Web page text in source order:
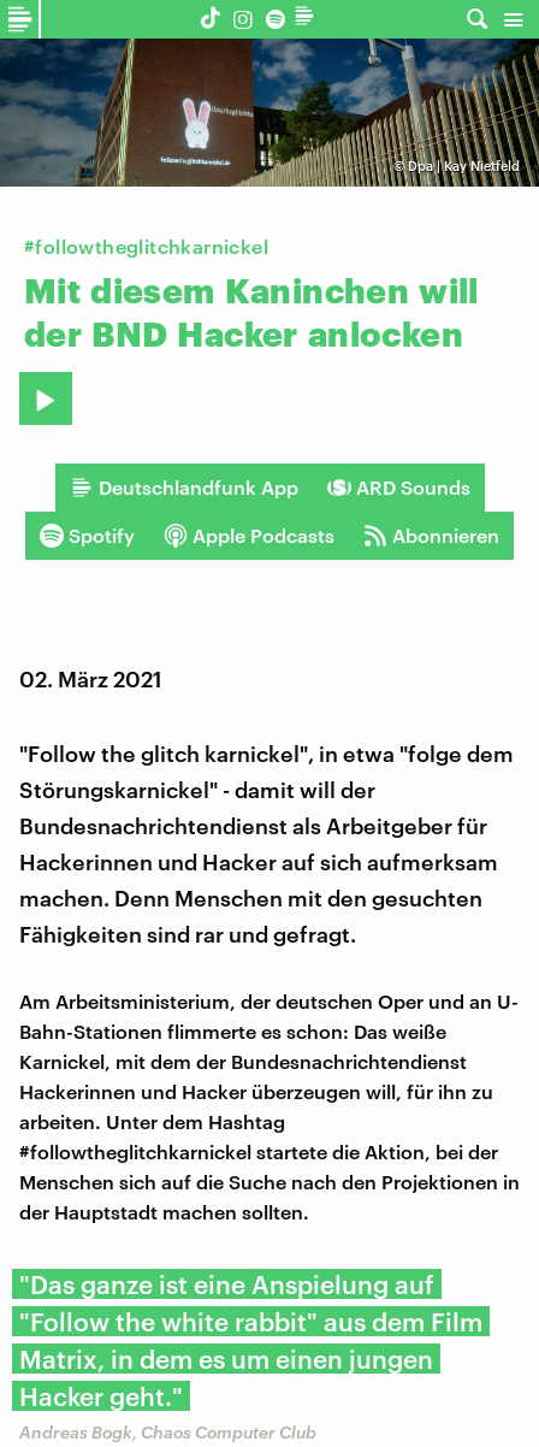
©Dpa | Kay Nietfeld
#followtheglitchkarnickel
Mit diesem Kaninchen will
der BND Hacker anlocken
Deutschlandfunk App ARD Sounds
Spotify Apple Podcasts Abonnieren
02. März 2021
"Follow the glitch karnickel", in etwa "folge dem
Störungskarnickel" - damit will der
Bundesnachrichtendienst als Arbeitgeber für
Hackerinnen und Hacker auf sich aufmerksam
machen. Denn Menschen mit den gesuchten
Fähigkeiten sind rar und gefragt.
Am Arbeitsministerium, der deutschen Oper und an U-
Bahn-Stationen flimmerte es schon: Das weiße
Karnickel, mit dem der Bundesnachrichtendienst
Hackerinnen und Hacker überzeugen will, für ihn zu
arbeiten. Unter dem Hashtag
#followtheglitchkarnickel startete die Aktion, bei der
Menschen sich auf die Suche nach den Projektionen in
der Hauptstadt machen sollten.
"Das ganze ist eine Anspielung auf
"Follow the white rabbit" aus dem Film
Matrix, in dem es um einen jungen
Hacker geht."
Andreas Bogk, Chaos Computer Club